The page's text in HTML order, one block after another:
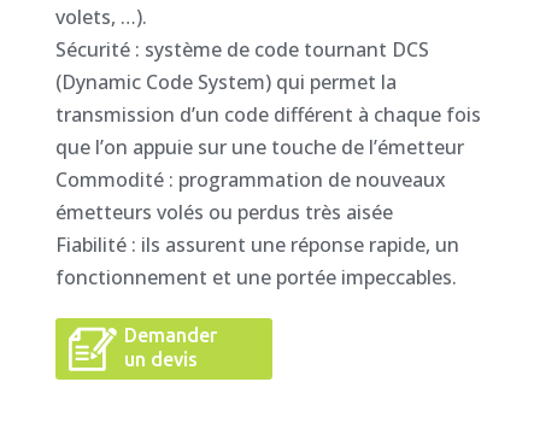
volets, …).
Sécurité : système de code tournant DCS
(Dynamic Code System) qui permet la
transmission d’un code différent à chaque fois
que l’on appuie sur une touche de l’émetteur
Commodité : programmation de nouveaux
émetteurs volés ou perdus très aisée
Fiabilité : ils assurent une réponse rapide, un
fonctionnement et une portée impeccables.
Demander
un devis